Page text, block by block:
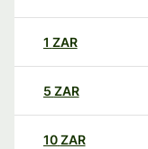
1 ZAR
5 ZAR
10ZAR